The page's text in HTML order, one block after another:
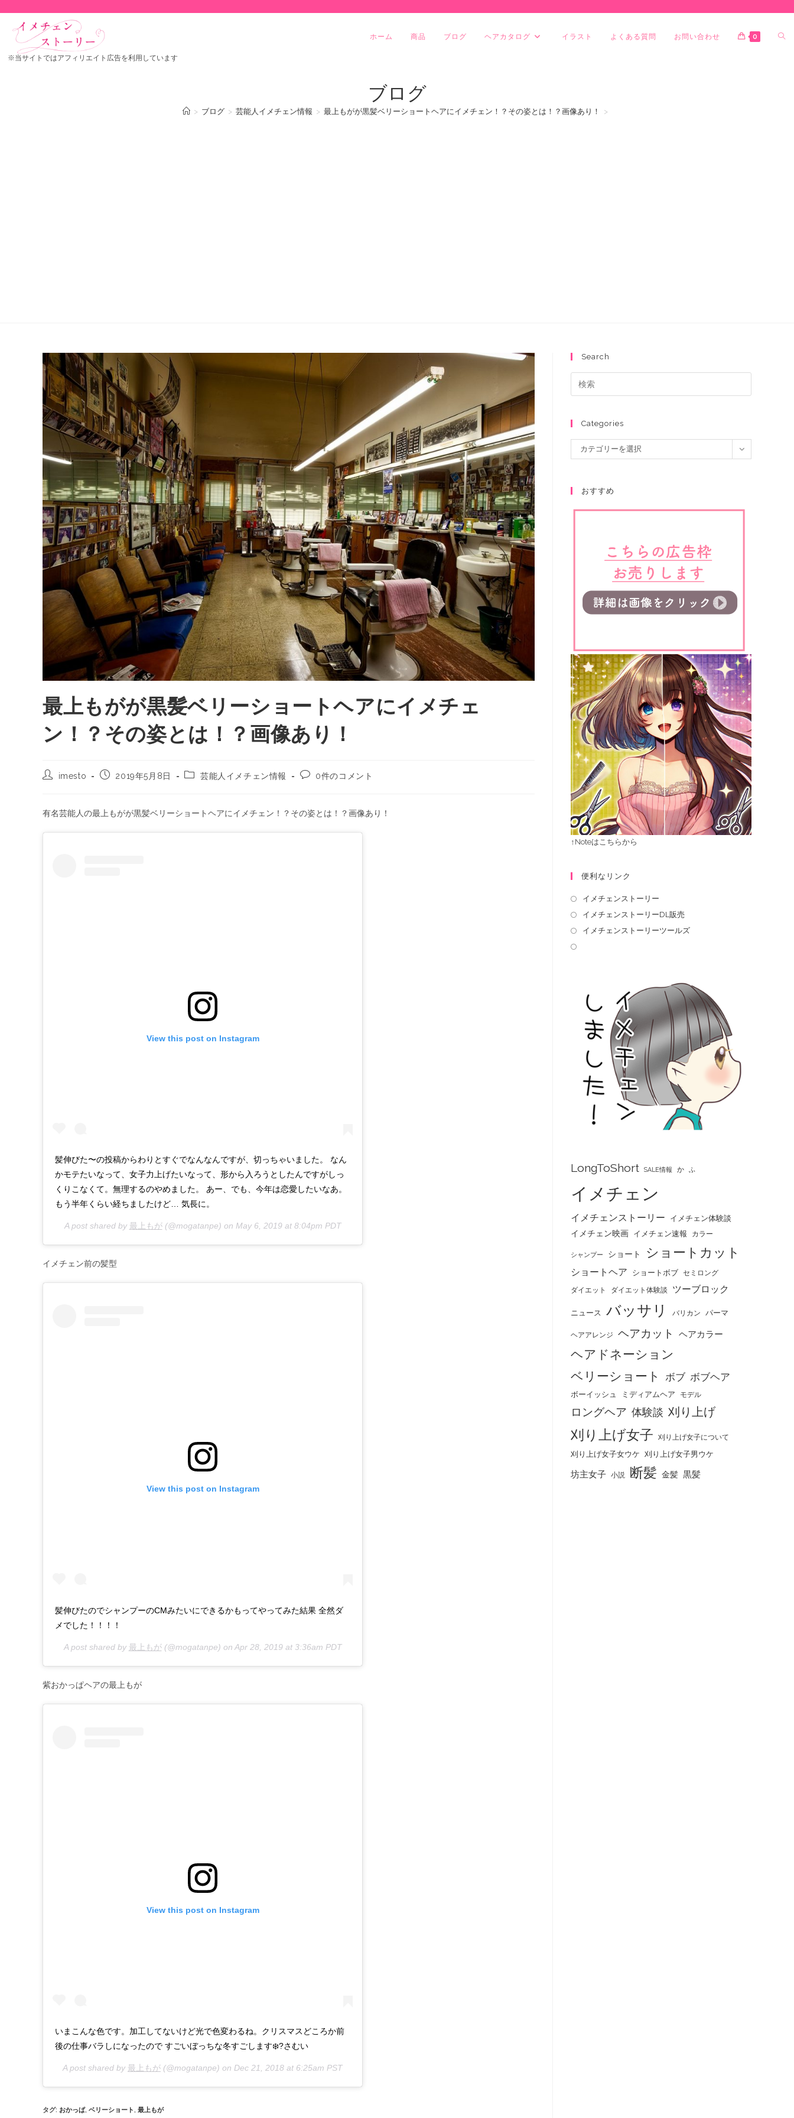
※当サイトではアフィリエイト広告を利用しています
ホーム 商品 ブログ ヘアカタログ イラスト よくある質問 お問い合わせ 0
ブログ
> ブログ > 芸能人イメチェン情報 > 最上もがが黒髪ベリーショートヘアにイメチェン！？その姿とは！？画像あり！ >
最上もがが黒髪ベリーショートヘアにイメチェ
ン！？その姿とは！？画像あり！
imesto 2019年5月8日 芸能人イメチェン情報 0件のコメント
有名芸能人の最上もがが黒髪ベリーショートヘアにイメチェン！？その姿とは！？画像あり！
View this post on Instagram
髪伸びた〜の投稿からわりとすぐでなんなんですが、切っちゃいました。 なん
かモテたいなって、女子力上げたいなって、形から入ろうとしたんですがしっ
くりこなくて。無理するのやめました。 あー、でも、今年は恋愛したいなあ。
もう半年くらい経ちましたけど… 気長に。
A post shared by 最上もが(@mogatanpe) on May 6, 2019 at 8:04pm PDT
イメチェン前の髪型
View this post on Instagram
髪伸びたのでシャンプーのCMみたいにできるかもってやってみた結果 全然ダ
メでした！！！！
A post shared by 最上もが(@mogatanpe) on Apr 28, 2019 at 3:36am PDT
紫おかっぱヘアの最上もが
View this post on Instagram
いまこんな色です。加工してないけど光で色変わるね。クリスマスどころか前
後の仕事バラしになったので すごいぼっちな冬すごします❄️?さむい
A post shared by 最上もが (@mogatanpe) on Dec 21, 2018 at 6:25am PST
タグ: おかっぱ, ベリーショート, 最上もが
Search
Categories
カテゴリーを選択
おすすめ
↑Noteはこちらから
便利なリンク
イメチェンストーリー
イメチェンストーリーDL販売
イメチェンストーリーツールズ
LongToShort SALE情報 か ふ
イメチェン
イメチェンストーリー イメチェン体験談
イメチェン映画 イメチェン速報 カラー
シャンプー ショート ショートカット
ショートヘア ショートボブ セミロング
ダイエット ダイエット体験談 ツーブロック
ニュース バッサリ バリカン パーマ
ヘアアレンジ ヘアカット ヘアカラー
ヘアドネーション
ベリーショート
ボブ ボブヘア
ボーイッシュ ミディアムヘア モデル
ロングヘア 体験談 刈り上げ
刈り上げ女子 刈り上げ女子について
刈り上げ女子女ウケ 刈り上げ女子男ウケ
坊主女子 小説 断髪 金髪 黒髪